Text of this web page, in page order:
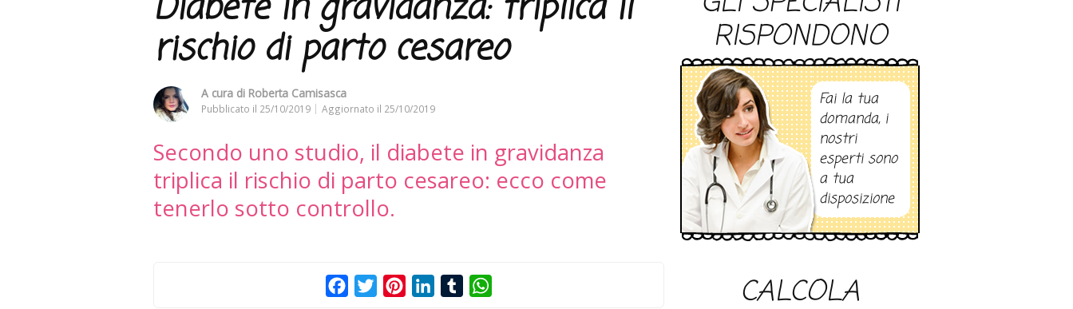
rischio di parto cesareo
A cura di Roberta Camisasca
Pubblicato il 25/10/2019 Aggiornato il 25/10/2019
Secondo uno studio, il diabete in gravidanza
triplica il rischio di parto cesareo: ecco come
tenerlo sotto controllo.
FacebookTwitterPinterestLinkedInTumblr
RISPONDONO
Fai la tua
domanda, i
nostri
esperti sono
a tua
disposizione
CALCOLA